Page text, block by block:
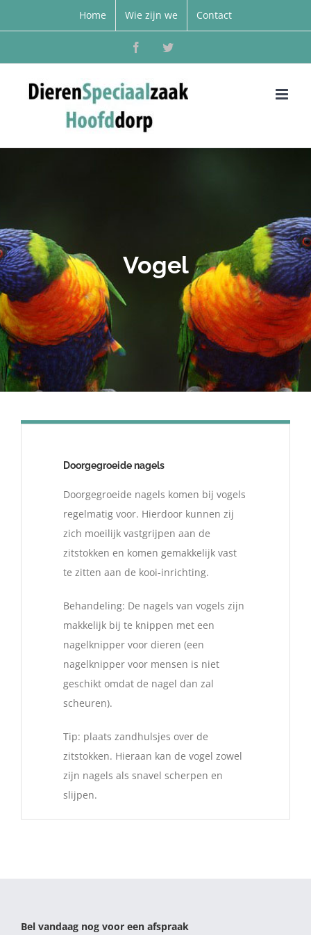
Home Wie zijn we Contact
FacebookTwitter
Vogel
Doorgegroeide nagels
Doorgegroeide nagels komen bij vogels
regelmatig voor. Hierdoor kunnen zij
zich moeilijk vastgrijpen aan de
zitstokken en komen gemakkelijk vast
te zitten aan de kooi-inrichting.
Behandeling: De nagels van vogels zijn
makkelijk bij te knippen met een
nagelknipper voor dieren (een
nagelknipper voor mensen is niet
geschikt omdat de nagel dan zal
scheuren).
Tip: plaats zandhulsjes over de
zitstokken. Hieraan kan de vogel zowel
zijn nagels als snavel scherpen en
slijpen.
Bel vandaag nog voor een afspraak